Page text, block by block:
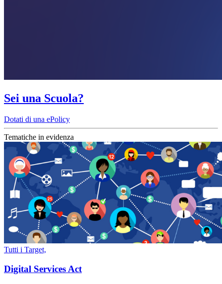
Sei una Scuola?
Dotati di una ePolicy
Tematiche in evidenza
Tutti i Target,
Digital Services Act